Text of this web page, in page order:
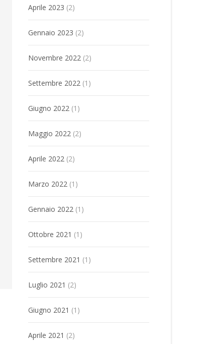
Aprile 2023 (2)
Gennaio 2023 (2)
Novembre 2022 (2)
Settembre 2022 (1)
Giugno 2022 (1)
Maggio 2022 (2)
Aprile 2022 (2)
Marzo 2022 (1)
Gennaio 2022 (1)
Ottobre 2021 (1)
Settembre 2021 (1)
Luglio 2021 (2)
Giugno 2021 (1)
Aprile 2021 (2)